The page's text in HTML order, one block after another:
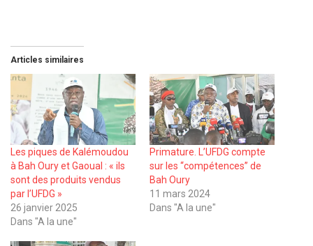
Articles similaires
Les piques de Kalémoudou
à Bah Oury et Gaoual : « ils
sont des produits vendus
par l’UFDG »
26 janvier 2025
Dans "A la une"
Primature. L’UFDG compte
sur les ‘‘compétences’’ de
Bah Oury
11 mars 2024
Dans "A la une"